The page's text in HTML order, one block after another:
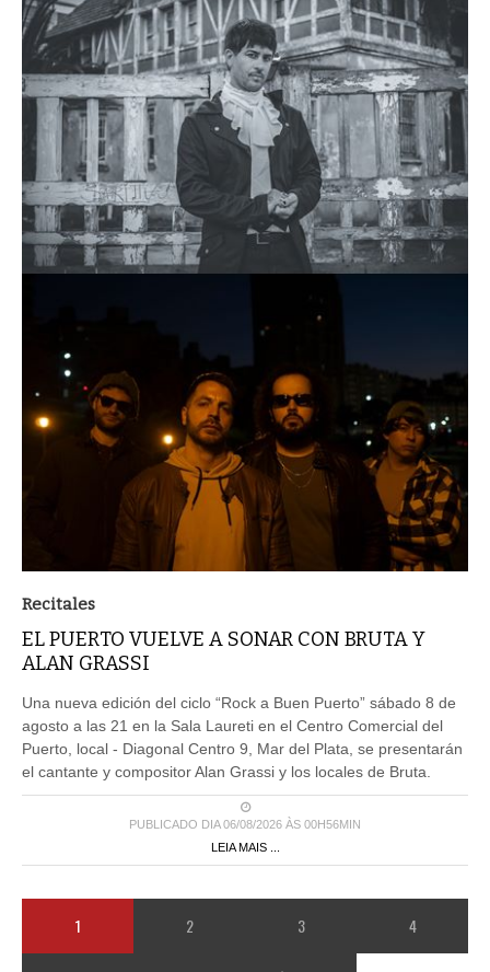
EL PUERTO VUELVE A SONAR CON BRUTA Y
ALAN GRASSI
agosto a las 21 en la Sala Laureti en el Centro Comercial del
Puerto, local - Diagonal Centro 9, Mar del Plata, se presentarán
el cantante y compositor Alan Grassi y los locales de Bruta.
PUBLICADO DIA 06/08/2026 ÀS 00H56MIN
LEIA MAIS ...
1 2 3 4
5